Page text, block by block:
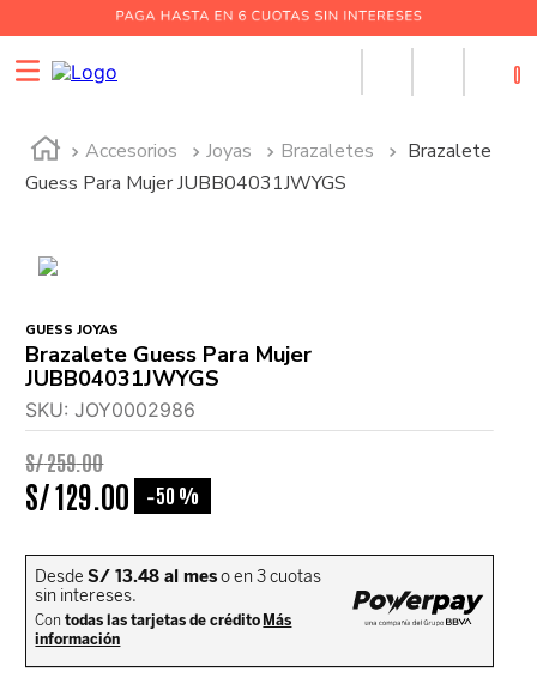
0
Accesorios Joyas Brazaletes
Brazalete
Guess Para Mujer JUBB04031JWYGS
GUESS JOYAS
Brazalete Guess Para Mujer
JUBB04031JWYGS
SKU:JOY0002986
S/259.00
S/129 00 -50 %